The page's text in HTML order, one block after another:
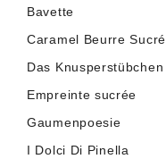
Bavette
Caramel Beurre Sucré
Das Knusperstübchen
Empreinte sucrée
Gaumenpoesie
I Dolci Di Pinella